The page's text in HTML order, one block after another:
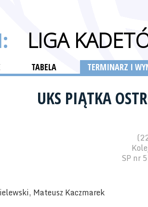
LIGA
TABELA TERMINARZ I
UKS PIĄTKA
SP nr
Mateusz Kaczmarek